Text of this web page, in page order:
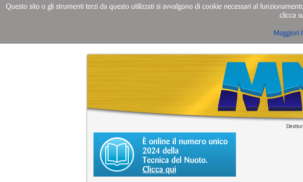
È online il numero unico
2024 della
Tecnica del Nuoto.
Clicca qui
Questo sito o gli strumenti terzi da questo utilizzati si avvalgono di cookie necessari al
clicca
Maggiori